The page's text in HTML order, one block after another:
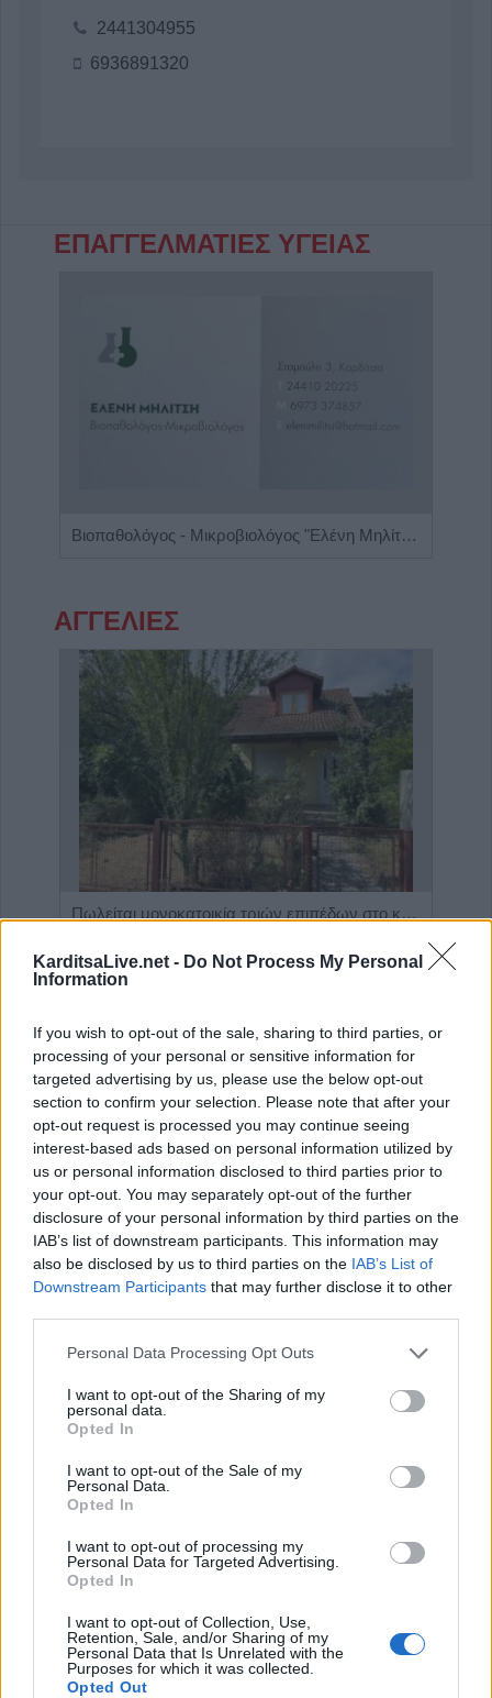
KarditsaLive.net - Do Not Process My Personal
Information
If you wish to opt-out of the sale, sharing to third parties, or
processing of your personal or sensitive information for
targeted advertising by us, please use the below opt-out
section to confirm your selection. Please note that after your
opt-out request is processed you may continue seeing
interest-based ads based on personal information utilized by
us or personal information disclosed to third parties prior to
your opt-out. You may separately opt-out of the further
disclosure of your personal information by third parties on the
IAB’s list of downstream participants. This information may
also be disclosed by us to third parties on the IAB’s List of
Downstream Participants that may further disclose it to other
Personal Data Processing Opt Outs
I want to opt-out of the Sharing of my
personal data.
Opted In
I want to opt-out of the Sale of my
Personal Data.
Opted In
I want to opt-out of processing my
Personal Data for Targeted Advertising.
Opted In
I want to opt-out of Collection, Use,
Retention, Sale, and/or Sharing of my
Personal Data that Is Unrelated with the
Purposes for which it was collected.
Opted Out
2441304955
6936891320
ΕΠΑΓΓΕΛΜΑΤΙΕΣ ΥΓΕΙΑΣ
Βιοπαθολόγος - Μικροβιολόγος "Ελένη Μηλίτση"
ΑΓΓΕΛΙΕΣ
Πωλείται μονοκατοικία τριών επιπέδων στο καταπράσινο Πευκόφυτο Καρδίτσας
ΤΕΛΕΥΤΑΙΑ ΝΕΑ
“Calimera” με “spitiko” και συνταγές όπως
παλιά…
5 Αυγούστου 2026, 23:58
Παναθηναϊκός
5 Αυγούστου 2026, 23:33
Σύγκρουση μηχανής με αυτοκίνητο στη
δικύκλου
5 Αυγούστου 2026, 22:45
Νεκρός 24χρονος ποδοσφαιριστής
5 Αυγούστου 2026, 22:35
Εγκρίθηκε η προγραμματική σύμβαση για
την εκπόνηση της μελέτης ανακατασκευής
της ιστορικής Γέφυρας Κοράκου